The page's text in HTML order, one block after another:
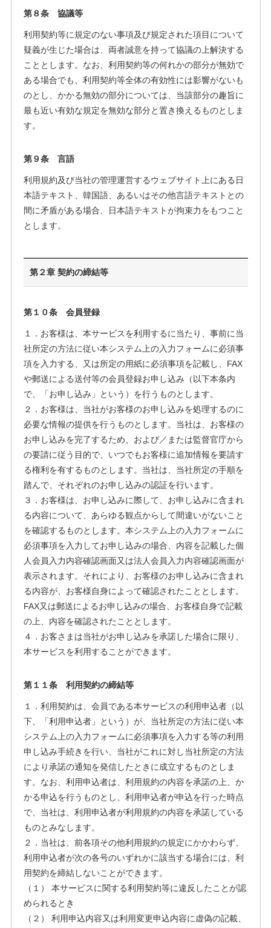
第８条 協議等
利用契約等に規定のない事項及び規定された項目について
疑義が生じた場合は、両者誠意を持って協議の上解決する
こととします。なお、利用契約等の何れかの部分が無効で
ある場合でも、利用契約等全体の有効性には影響がないも
のとし、かかる無効の部分については、当該部分の趣旨に
最も近い有効な規定を無効な部分と置き換えるものとしま
す。
第９条 言語
利用規約及び当社の管理運営するウェブサイト上にある日
本語テキスト、韓国語、あるいはその他言語テキストとの
間に矛盾がある場合、日本語テキストが拘束力をもつこと
とします。
第２章 契約の締結等
第１０条 会員登録
１．お客様は、本サービスを利用するに当たり、事前に当
社所定の方法に従い本システム上の入力フォームに必須事
項を入力する、又は所定の用紙に必須事項を記載し、FAX
や郵送による送付等の会員登録お申し込み（以下本条内
で、「お申し込み」という）を行うものとします。
２．お客様は、当社がお客様のお申し込みを処理するのに
必要な情報の提供を行うものとします。当社は、お客様の
お申し込みを完了するため、および／または監督官庁から
の要請に従う目的で、いつでもお客様に追加情報を要請す
る権利を有するものとします。当社は、当社所定の手順を
踏んで、それぞれのお申し込みの認証を行います。
３．お客様は、お申し込みに際して、お申し込みに含まれ
る内容について、あらゆる観点からして間違いがないこと
を確認するものとします。本システム上の入力フォームに
必須事項を入力してお申し込みの場合、内容を記載した個
人会員入力内容確認画面又は法人会員入力内容確認画面が
表示されます。それにより、お客様のお申し込みに含まれ
る内容が、お客様自身によって確認されたこととします。
FAX又は郵送によるお申し込みの場合、お客様自身で記載
の上、内容を確認されたこととします。
４．お客さまは当社がお申し込みを承諾した場合に限り、
本サービスを利用することができます。
第１１条 利用契約の締結等
１．利用契約は、会員である本サービスの利用申込者（以
下、「利用申込者」という）が、当社所定の方法に従い本
システム上の入力フォームに必須事項を入力する等の利用
申し込み手続きを行い、当社がこれに対し当社所定の方法
により承諾の通知を発信したときに成立するものとしま
す。なお、利用申込者は、利用規約の内容を承諾の上、か
かる申込を行うものとし、利用申込者が申込を行った時点
で、当社は、利用申込者が利用規約の内容を承諾している
ものとみなします。
２．当社は、前各項その他利用規約の規定にかかわらず、
利用申込者が次の各号のいずれかに該当する場合には、利
用契約を締結しないことができます。
（１） 本サービスに関する利用契約等に違反したことが認
められるとき
（２） 利用申込内容又は利用変更申込内容に虚偽の記載、